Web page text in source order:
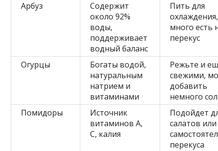
Арбуз
Содержит
около 92%
воды,
поддерживает
водный баланс
Пить для
охлаждения,
много есть
перекус
Огурцы
Богаты водой,
натуральным
натрием и
витаминами
Режьте и
свежими,
добавить
немного
Помидоры
Источник
витаминов A,
C, калия
Подойдет
салатов или
перекуса